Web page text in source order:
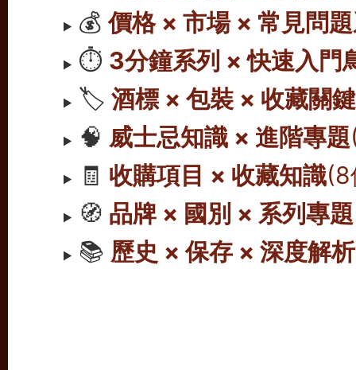
💰價格 × 市場 × 常見問
⏱️ 3分鐘系列 × 快速入門
🏷️酒標 × 包裝 × 收藏關鍵
🧠 威士忌知識 × 進階專題
🧾 收購項目 × 收藏知識(8
🧭 品牌 × 國別 × 系列專題
📚 歷史 × 保存 × 深度解析